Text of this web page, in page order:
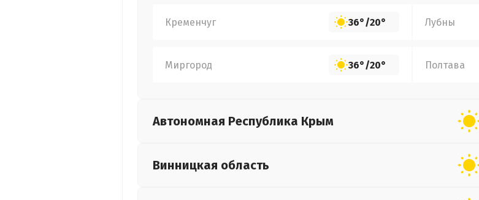
Кременчуг 36°/20° Лубны
Миргород 36°/20° Полтава
Автономная Республика Крым
Винницкая область